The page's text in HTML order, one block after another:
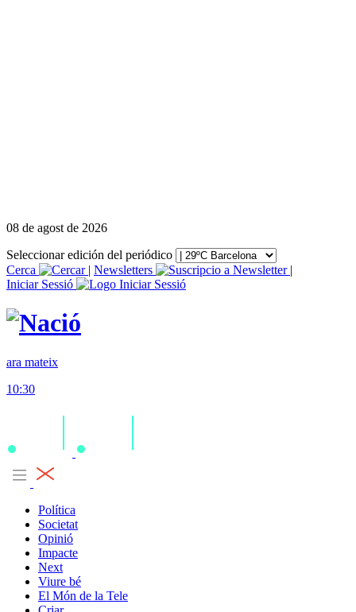
08 de agost de 2026
Seleccionar edición del periódico
Cerca
| Newsletters
|
Iniciar Sessió
ara mateix
10:30
Política
Societat
Opinió
Impacte
Next
Viure bé
El Món de la Tele